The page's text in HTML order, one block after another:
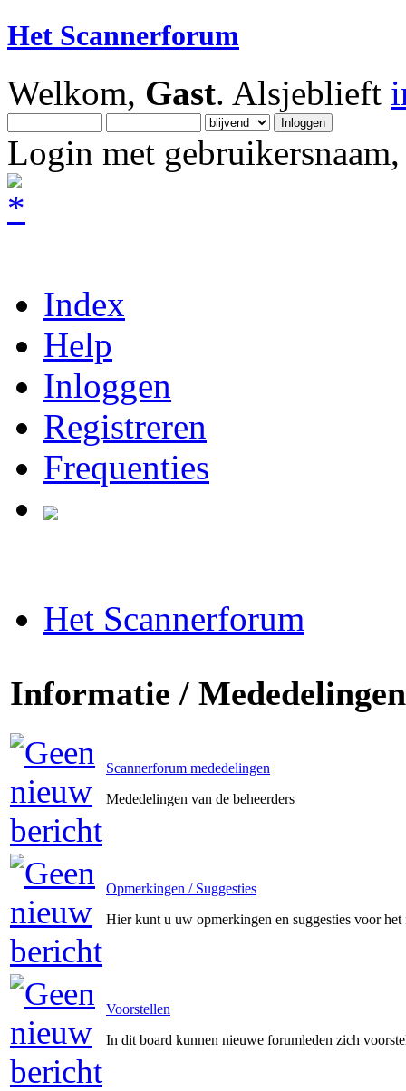
Het Scannerforum
Welkom, Gast. Alsjeblieft
Login met
Index
Help
Inloggen
Registreren
Frequenties
Het Scannerforum
Informatie / Mededelingen
Scannerforum mededelingen
Mededelingen van de beheerders
Opmerkingen / Suggesties
Hier kunt u uw opmerkingen en suggesties voor
Voorstellen
In dit board kunnen nieuwe forumleden zich